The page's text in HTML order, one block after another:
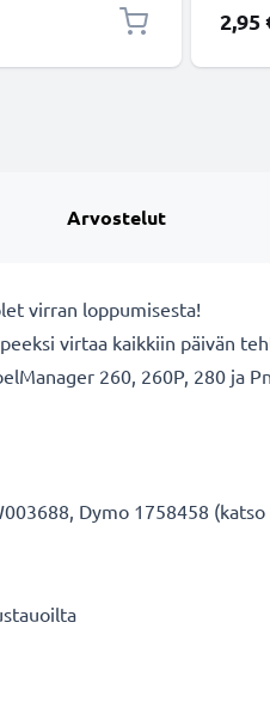
2,95
Arvostelut
virran loppumisesta!
virtaa kaikkiin päivän
260, 260P, 280 ja
Dymo 1758458